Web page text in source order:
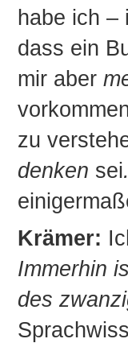
habe ich –
dass ein
mir aber
zu
denken sei.
Krämer:
Immerhin
des